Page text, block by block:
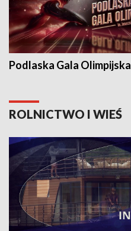
Podlaska Gala Olimpijska
ROLNICTWO I WIEŚ